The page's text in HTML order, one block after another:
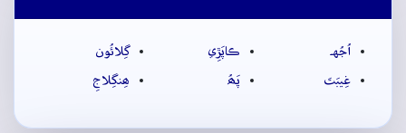
اُجُهہ ڪاپَڙِي
گِلائُون
غِيبَتَ
پَھُ ھِنگِلاجِ